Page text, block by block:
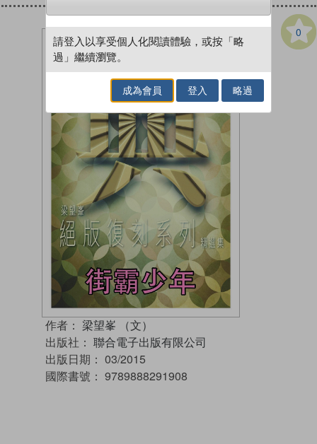
0
作者： 梁望峯 （文）
出版社： 聯合電子出版有限公司
出版日期： 03/2015
國際書號： 9789888291908
請登入以享受個人化閱讀體驗，或按「略
過」繼續瀏覽。
成為會員 登入 略過